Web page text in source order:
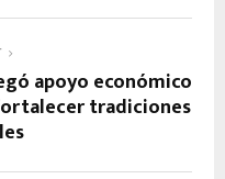
apoyo económico
tradiciones